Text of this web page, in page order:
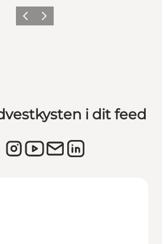
ForrigeNæste
i dit feed